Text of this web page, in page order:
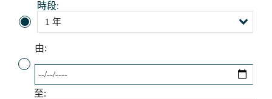
時段:
由:
至: